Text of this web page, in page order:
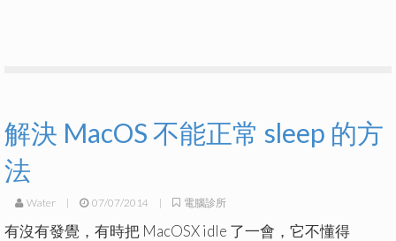
解決 MacOS 不能正常 sleep 的方
法
Water | 07/07/2014 | 電腦診所
有沒有發覺，有時把 MacOSX idle 了一會，它不懂得